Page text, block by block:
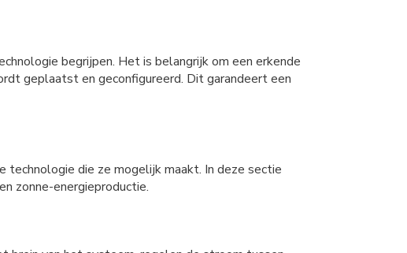
begrijpen. Het is belangrijk om een erkende
geplaatst en geconfigureerd. Dit garandeert een
technologie die ze mogelijk maakt. In deze sectie
zonne-energieproductie.